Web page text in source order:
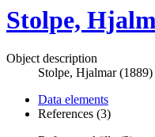
Stolpe,
Object description
Stolpe, Hjalmar
Data elements
References (3)